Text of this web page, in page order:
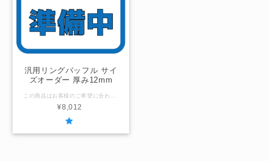
汎用リングバッフル サイ
ズオーダー 厚み12mm
この商品はお客様のご希望に合わせて一つ一つ製作する１点物のリングバッフルです。 初めに「お問合せ」より仮オーダーとしてご希望のサイズをお知らせください。 おおよその納期のお返事をしてから製作完了後に出品させていただきます。 ご注文の流れ １. 「お問合せ」よりご希望のサイズをお知らせください。 ２. 納期をご連絡した後、製作を開始します。 ３. 製作完了しましたら出品致しますのでBASE内でご購入ください。 ☆材質☆ 人工大理石 デュポン コーリアン ☆サイズ / 形状☆ 外径、内径をミリ単位でご指定ください。 ・厚み12mm / 円（リング状もしくは円盤） 最大外径700ｍｍ程度まで ☆数量☆ ２枚１セット ☆注意事項☆ 必ずミリ単位でサイズをご指定ください。 精度は±1mmです。 外径と内径の差が20mm以下（＝リングの幅が狭い）の場合はネジを締めこむと割れる場合がございますのでご注意ください。 「在庫なし」の表示になっていますがお問合せより仮オーダーをお願い致します。 連絡をいただいた後に製作して出品致します。
¥8,012